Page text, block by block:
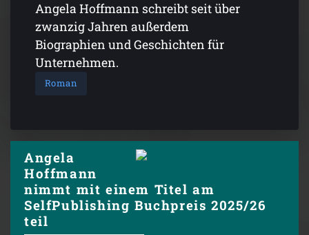
Angela Hoffmann schreibt seit über
zwanzig Jahren außerdem
Biographien und Geschichten für
Unternehmen.
Roman
Angela
Hoffmann
nimmt mit einem Titel am
SelfPublishing Buchpreis 2025/26
teil